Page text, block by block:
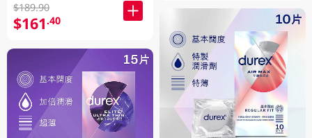
$189.90
$161.40